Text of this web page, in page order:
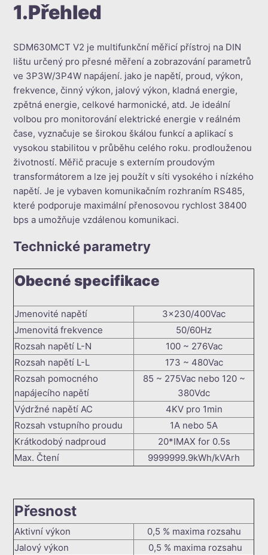
1.Přehled
SDM630MCT V2 je multifunkční měřicí přístroj na DIN
lištu určený pro přesné měření a zobrazování parametrů
ve 3P3W/3P4W napájení. jako je napětí, proud, výkon,
frekvence, činný výkon, jalový výkon, kladná energie,
zpětná energie, celkové harmonické, atd. Je ideální
volbou pro monitorování elektrické energie v reálném
čase, vyznačuje se širokou škálou funkcí a aplikací s
vysokou stabilitou v průběhu celého roku. prodlouženou
životností. Měřič pracuje s externím proudovým
transformátorem a lze jej použít v síti vysokého i nízkého
napětí. Je je vybaven komunikačním rozhraním RS485,
které podporuje maximální přenosovou rychlost 38400
bps a umožňuje vzdálenou komunikaci.
Technické parametry
Obecné specifikace
Jmenovité napětí
3×230/400Vac
Jmenovitá frekvence
50/60Hz
Rozsah napětí L-N
100 ~ 276Vac
Rozsah napětí L-L
173 ~ 480Vac
Rozsah pomocného
napájecího napětí
85 ~ 275Vac nebo 120 ~
380Vdc
Výdržné napětí AC
4KV pro 1min
Rozsah vstupního proudu
1A nebo 5A
Krátkodobý nadproud
20*IMAX for 0.5s
Max. Čtení
9999999.9kWh/kVArh
Přesnost
Aktivní výkon
0,5 % maxima rozsahu
Jalový výkon
0,5 % maxima rozsahu